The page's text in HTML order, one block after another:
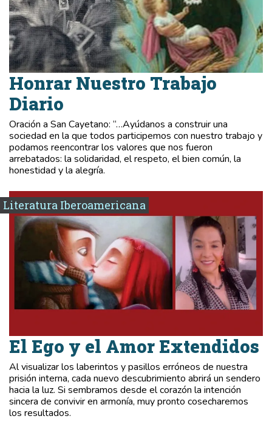
Honrar Nuestro Trabajo
Diario
Oración a San Cayetano: “…Ayúdanos a construir una
sociedad en la que todos participemos con nuestro trabajo y
podamos reencontrar los valores que nos fueron
arrebatados: la solidaridad, el respeto, el bien común, la
honestidad y la alegría.
Literatura Iberoamericana
El Ego y el Amor Extendidos
Al visualizar los laberintos y pasillos erróneos de nuestra
prisión interna, cada nuevo descubrimiento abrirá un sendero
hacia la luz. Si sembramos desde el corazón la intención
sincera de convivir en armonía, muy pronto cosecharemos
los resultados.